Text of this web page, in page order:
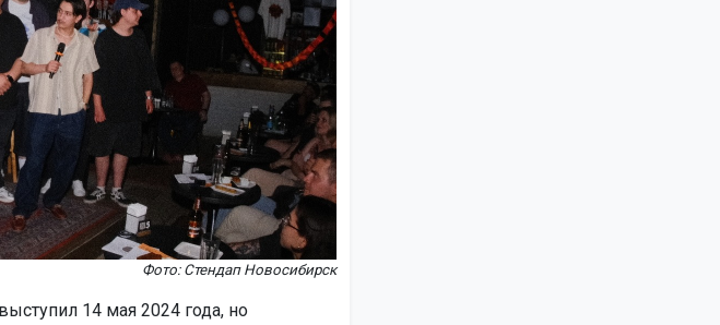
Фото: Стендап Новосибирск
14 мая 2024 года, но